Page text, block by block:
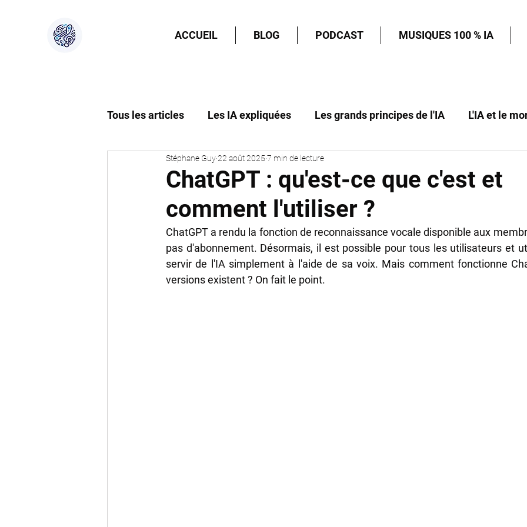
ACCUEIL BLOG PODCAST MUSIQUES 100 % IA
Tous les articles Les IA expliquées Les grands principes de l'IA L'IA et le
L'IA et la société L'IA et le futur Nos guides pour créer avec l'IA
ChatGPT : qu'est-ce que c'est et
comment l'utiliser ?
Stéphane Guy22 août 2025 7 min de lecture
ChatGPT a rendu la fonction de reconnaissance vocale disponible aux
pas d'abonnement. Désormais, il est possible pour tous les utilisateurs et
servir de l'IA simplement à l'aide de sa voix. Mais comment fonctionne
versions existent ? On fait le point.